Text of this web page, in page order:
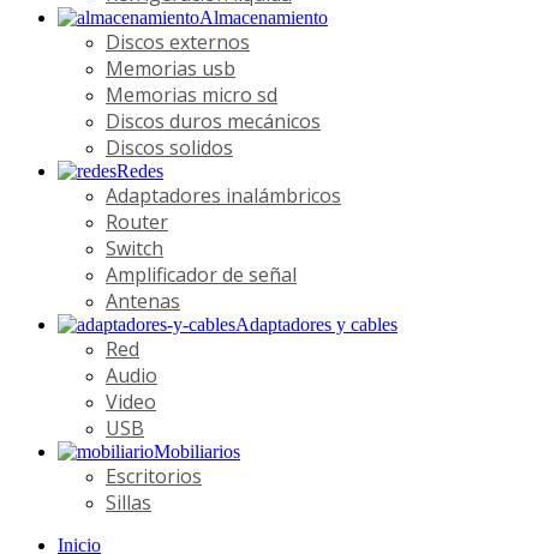
Almacenamiento
Discos externos
Memorias usb
Memorias micro sd
Discos duros mecánicos
Discos solidos
Redes
Adaptadores inalámbricos
Router
Switch
Amplificador de señal
Antenas
Adaptadores y cables
Red
Audio
Video
USB
Mobiliarios
Escritorios
Sillas
Inicio